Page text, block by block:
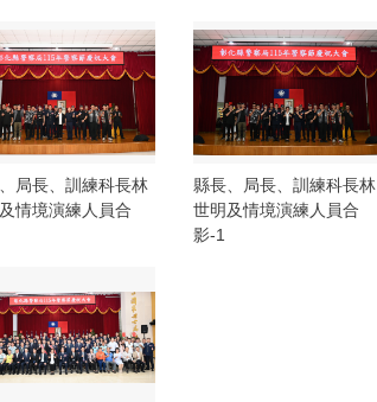
局長、訓練科長林
情境演練人員合
縣長、局長、訓練科長林
世明及情境演練人員合
影-1